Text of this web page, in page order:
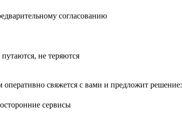
согласованию
не теряются
свяжется с вами и предложит решение:
сервисы